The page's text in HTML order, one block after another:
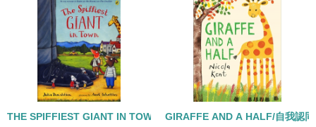
THE SPIFFIEST GIANT IN TOWN (中譯：最炫的巨人)/字母G學習繪
GIRAFFE AND A HALF/自我認